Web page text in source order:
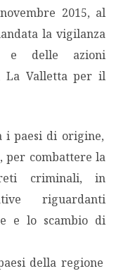
2015, al
la vigilanza
e delle azioni
La Valletta per il
i paesi di origine,
per combattere la
criminali, in
riguardanti
e lo scambio di
della regione